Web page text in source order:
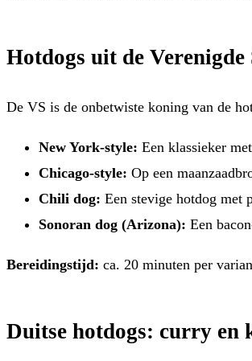
Hotdogs uit de Verenigde
De VS is de onbetwiste koning van de
New York-style: Een klassieker
Chicago-style: Op een
Chili dog: Een stevige hotdog met
Sonoran dog (Arizona): Een
Bereidingstijd: ca. 20 minuten per
Duitse hotdogs: curry en